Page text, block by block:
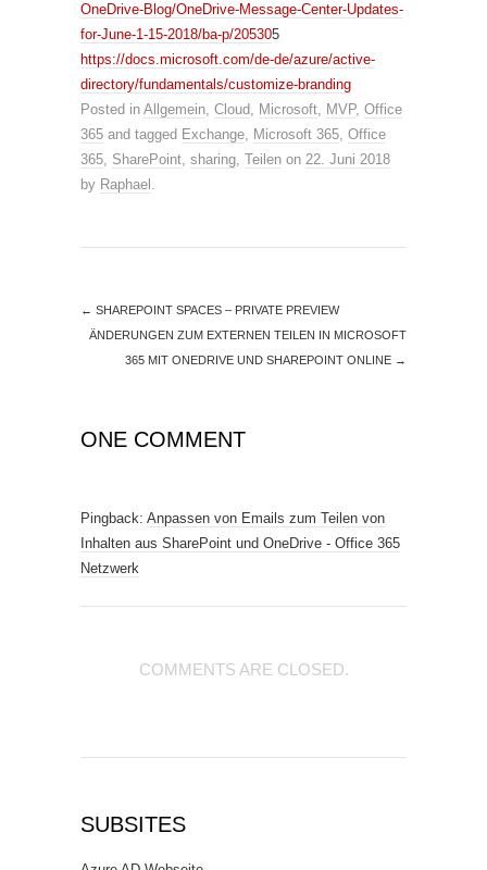
OneDrive-Blog/OneDrive-Message-Center-Updates-
for-June-1-15-2018/ba-p/205305
https://docs.microsoft.com/de-de/azure/active-
directory/fundamentals/customize-branding
Posted in Allgemein, Cloud, Microsoft, MVP, Office
365 and tagged Exchange, Microsoft 365, Office
365, SharePoint, sharing, Teilen on 22. Juni 2018
by Raphael .
← SHAREPOINT SPACES – PRIVATE PREVIEW
ÄNDERUNGEN ZUM EXTERNEN TEILEN IN MICROSOFT
365 MIT ONEDRIVE UND SHAREPOINT ONLINE →
ONE COMMENT
Pingback: Anpassen von Emails zum Teilen von
Inhalten aus SharePoint und OneDrive - Office 365
Netzwerk
COMMENTS ARE CLOSED.
SUBSITES